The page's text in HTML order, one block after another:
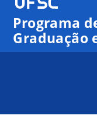
Programa
Graduação
00:00